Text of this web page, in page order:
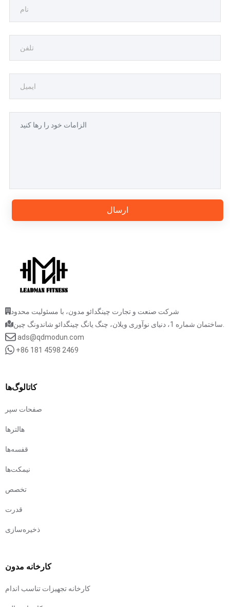
ارسال
شرکت صنعت و تجارت چینگدائو مدون، با مسئولیت محدود
ads@qdmodun.com
+86 181 4598 2469
کاتالوگ‌ها
صفحات سپر
هالترها
قفسه‌ها
نیمکت‌ها
تخصص
قدرت
ذخیره‌سازی
کارخانه مدون
کارخانه تجهیزات تناسب اندام